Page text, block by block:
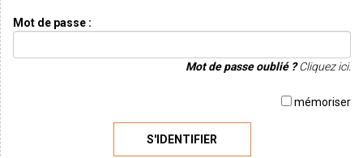
Mot de passe :
Mot de passe oublié ?Cliquez ici.
mémoriser
S'IDENTIFIER